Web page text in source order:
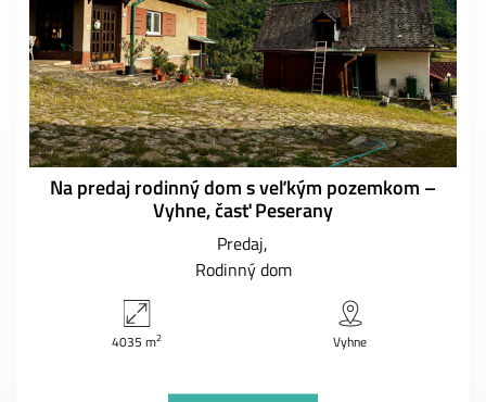
Na predaj rodinný dom s veľkým pozemkom –
Vyhne, časť Peserany
Predaj
Rodinný dom
4035 m2 Vyhne